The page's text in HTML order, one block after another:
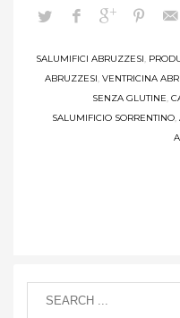
SALUMIFICI ABRUZZESI
ABRUZZESI VENTRICINA
SENZA GLUTINE
SALUMIFICIO SORRENTINO